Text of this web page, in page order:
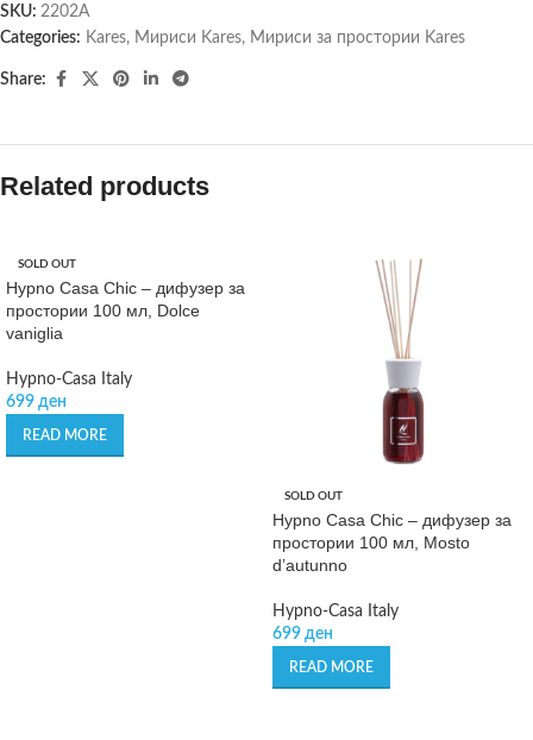
SKU: 2202A
Categories: Kares, Мириси Kares, Мириси за простории Kares
Share:
Related products
SOLD OUT
Hypno Casa Chic – дифузер за
простории 100 мл, Dolce
vaniglia
Hypno-Casa Italy
699 ден
READ MORE
SOLD OUT
Hypno Casa Chic – дифузер за
простории 100 мл, Mosto
d’autunno
Hypno-Casa Italy
699 ден
READ MORE